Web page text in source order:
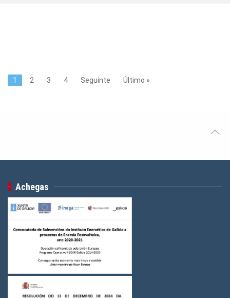
1 2 3 4 Seguinte Último »
Achegas